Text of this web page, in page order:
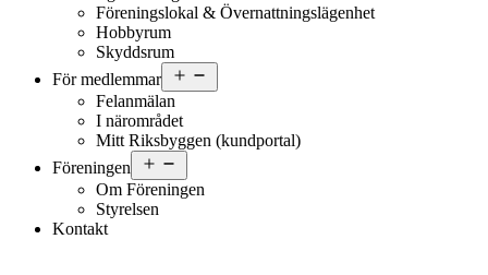
Föreningslokal & Övernattnings­lägenhet
Hobbyrum
Skyddsrum
För medlemmar
meny
Felanmälan
I närområdet
Mitt Riksbyggen (kundportal)
Föreningen
meny
Om Föreningen
Styrelsen
Kontakt